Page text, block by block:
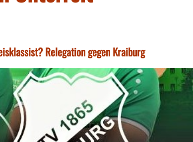
Relegation gegen Kraiburg